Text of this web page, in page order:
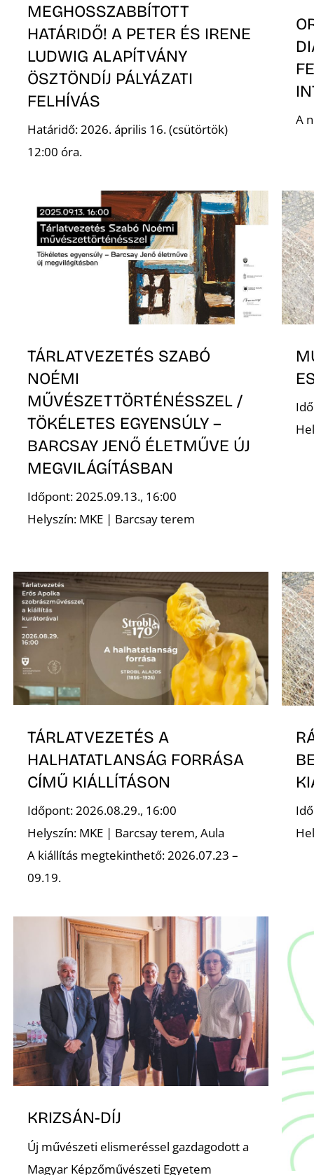
MEGHOSSZABBÍTOTT
HATÁRIDŐ! A PETER ÉS IRENE
LUDWIG ALAPÍTVÁNY
ÖSZTÖNDÍJ PÁLYÁZATI
FELHÍVÁS
Határidő: 2026. április 16. (csütörtök)
12:00 óra.
A
TÁRLATVEZETÉS SZABÓ
NOÉMI
MŰVÉSZETTÖRTÉNÉSSZEL /
TÖKÉLETES EGYENSÚLY –
BARCSAY JENŐ ÉLETMŰVE ÚJ
MEGVILÁGÍTÁSBAN
Időpont: 2025.09.13., 16:00
Helyszín: MKE | Barcsay terem
TÁRLATVEZETÉS A
HALHATATLANSÁG FORRÁSA
CÍMŰ KIÁLLÍTÁSON
Időpont: 2026.08.29., 16:00
Helyszín: MKE | Barcsay terem, Aula
A kiállítás megtekinthető: 2026.07.23 –
09.19.
KRIZSÁN-DÍJ
Új művészeti elismeréssel gazdagodott a
Magyar Képzőművészeti Egyetem